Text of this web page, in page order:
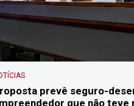
prevê seguro-
que não teve